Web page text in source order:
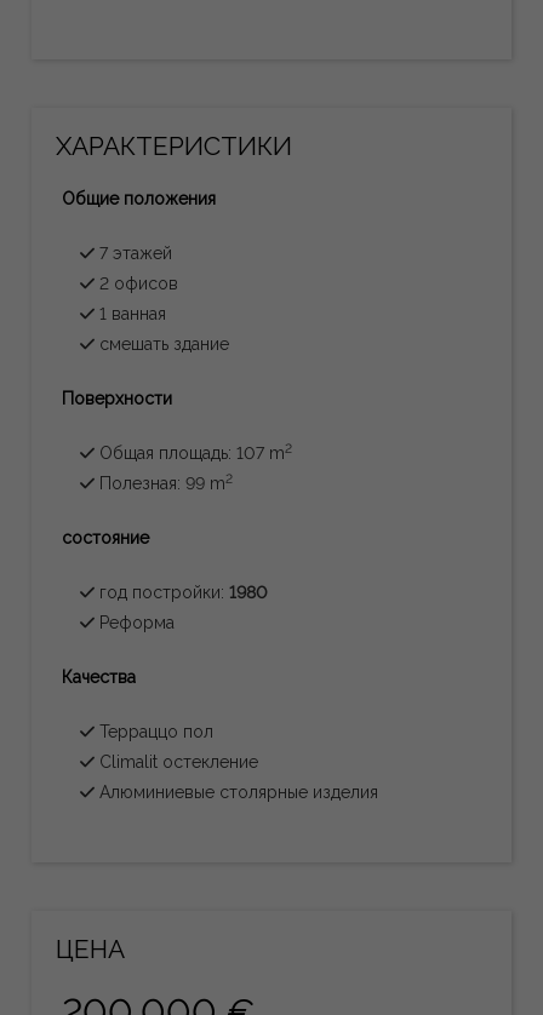
ХАРАКТЕРИСТИКИ
Общие положения
7 этажей
2 офисов
1 ванная
смешать здание
Поверхности
Общая площадь: 107 m2
Полезная: 99 m2
состояние
год постройки:1980
Реформа
Качества
Терраццо пол
Climalit остекление
Алюминиевые столярные изделия
ЦЕНА